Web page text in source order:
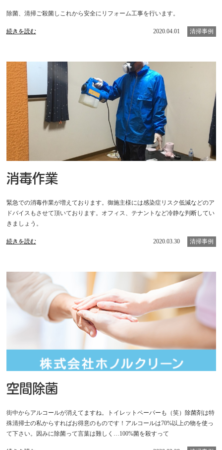
除菌、清掃ご殺菌しこれから安全にリフォーム工事を行います。
続きを読む 2020.04.01 清掃事例
消毒作業
緊急での消毒作業が増えております。御施主様には感染症リスク低減などのア
ドバイスもさせて頂いております。オフィス、テナントなど冷静な判断してい
きましょう。
続きを読む 2020.03.30 清掃事例
空間除菌
街中からアルコールが消えてますね。トイレットペーパーも（笑）除菌剤は特
殊清掃士の私からすればお得意のものです！アルコールは70%以上の物を使っ
て下さい。因みに除菌って言葉は難しく…100%菌を殺すって